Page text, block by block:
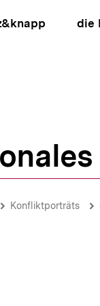
die
Konfliktporträts